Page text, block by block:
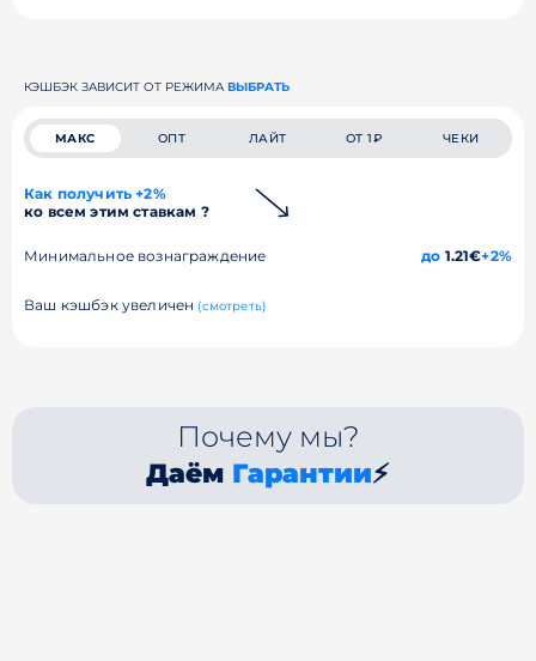
КЭШБЭК ЗАВИСИТ ОТ РЕЖИМА ВЫБРАТЬ
МАКС ОПТ ЛАЙТ ОТ 1₽ ЧЕКИ
Как получить +2%
ко всем этим ставкам ?
Минимальное вознаграждение до 1.21€+2%
Ваш кэшбэк увеличен (смотреть)
Почему мы?
Даём Гарантии⚡